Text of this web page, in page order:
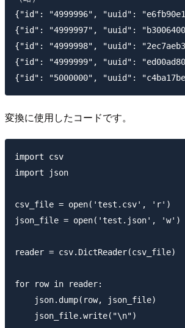
{"id": "4999996", "uuid": "e6fb90e1-
{"id": "4999997", "uuid": "b3006400-
{"id": "4999998", "uuid": "2ec7aeb3-
{"id": "4999999", "uuid": "ed00ad80-
変換に使用したコードです。
import csv
import json
csv_file = open('test.csv', 'r')
json_file = open('test.json', 'w')
reader = csv.DictReader(csv_file)
for row in reader:
    json.dump(row, json_file)
    json_file.write("\n")